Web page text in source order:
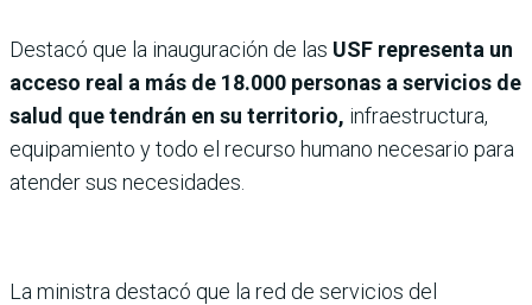
Destacó que la inauguración de las USF representa un
acceso real a más de 18.000 personas a servicios de
salud que tendrán en su territorio, infraestructura,
equipamiento y todo el recurso humano necesario para
atender sus necesidades.
La ministra destacó que la red de servicios del